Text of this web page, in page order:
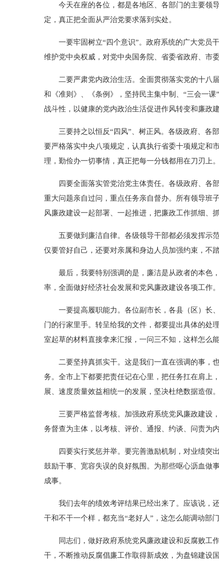
今天在座的各位，都是各地区、各部门的主要领导
定，真正把全面从严治党要求落到实处。
一要牢固树立“四个意识”。政府系统的广大党员干
维护党中央权威，对党中央国务院、省委省政府、市
二要严肃党内政治生活。全面贯彻落实党的十八届
和《准则》、《条例》，坚持民主集中制、“三会一
战斗性，以健康的党内政治生活促进作风转变和廉政
三要持之以恒反“四风”、树正风。各级政府、各部
要严格落实中央八项规定，认真执行省委十项规定和
理，勤俭办一切事情，真正把每一分钱都用在刀刃上
四要全面落实管党治党主体责任。各级政府、各部
重大问题亲自过问，重点任务亲自督办。所有领导班
风廉政建设一起部署、一起推进，把廉政工作抓细、
五要做到廉洁自律。各级领导干部都必须发挥示范
仅要管好自己，还要对亲属和身边人员加强约束，不
最后，我要特别强调的是，廉洁是从政者的本色，
率，全面做好经济社会发展和党风廉政建设各项工作
一要提高履职能力。各位副市长，各县（区）长、
门的行家里手。转呈给我的文件，都要提出具体的处
室起草的材料直接拿来汇报，一问三不知，这样怎么
二要坚持真抓实干。这是我们一直在强调的事，也
务。全市上下都要把责任记在心里，把任务扛在肩上
展、速度质量效益相统一的发展，坚决杜绝数据造假
三要严格监督考核。加强政府系统党风廉政建设，
务督查为主体，以考核、评价、通报、约谈、问责为
四要实行奖惩并举。要完善激励机制，对业绩突出
鼓励干事、宽容失误的良好氛围。为那些呕心沥血做
成事。
我们去年的绩效考评结果已经出来了。应该说，还
干和不干一个样，都充当“老好人”，这怎么能调动部
同志们，做好政府系统党风廉政建设和反腐败工作
干，不断推动反腐倡廉工作取得新成效，为盘锦建设